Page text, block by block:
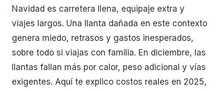
Navidad es carretera llena, equipaje extra y
viajes largos. Una llanta dañada en este contexto
genera miedo, retrasos y gastos inesperados,
sobre todo si viajas con familia. En diciembre, las
llantas fallan más por calor, peso adicional y vías
exigentes. Aquí te explico costos reales en 2025,